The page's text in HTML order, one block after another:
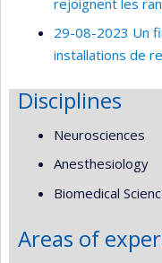
29-08-2023 Un
installations de
Disciplines
Neurosciences
Anesthesiology
Biomedical
Areas of